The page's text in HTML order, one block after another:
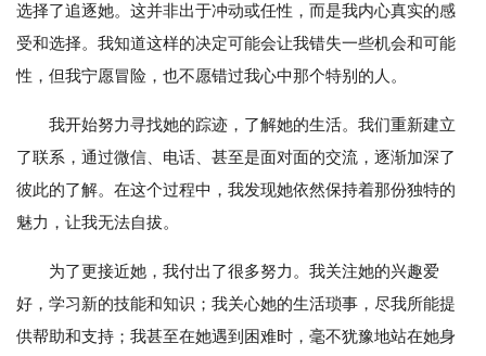
选择了追逐她。这并非出于冲动或任性，而是我内心真实的感
受和选择。我知道这样的决定可能会让我错失一些机会和可能
性，但我宁愿冒险，也不愿错过我心中那个特别的人。
我开始努力寻找她的踪迹，了解她的生活。我们重新建立
了联系，通过微信、电话、甚至是面对面的交流，逐渐加深了
彼此的了解。在这个过程中，我发现她依然保持着那份独特的
魅力，让我无法自拔。
为了更接近她，我付出了很多努力。我关注她的兴趣爱
好，学习新的技能和知识；我关心她的生活琐事，尽我所能提
供帮助和支持；我甚至在她遇到困难时，毫不犹豫地站在她身